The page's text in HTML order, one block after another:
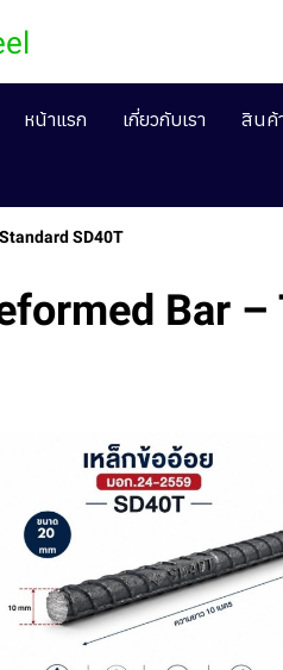
หน้าแรก เกี่ยวกับเรา สินค้
SD40T
Bar –